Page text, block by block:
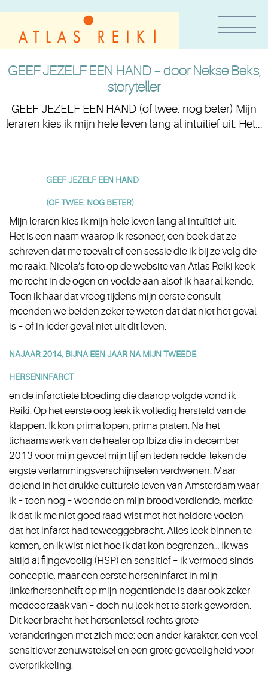
GEEF JEZELF EEN HAND – door Nekse Beks,
storyteller
GEEF JEZELF EEN HAND (of twee: nog beter) Mijn
leraren kies ik mijn hele leven lang al intuïtief uit. Het...
GEEF JEZELF EEN HAND
(OF TWEE: NOG BETER)
Mijn leraren kies ik mijn hele leven lang al intuïtief uit.
Het is een naam waarop ik resoneer, een boek dat ze
schreven dat me toevalt of een sessie die ik bij ze volg die
me raakt. Nicola’s foto op de website van Atlas Reiki keek
me recht in de ogen en voelde aan alsof ik haar al kende.
Toen ik haar dat vroeg tijdens mijn eerste consult
meenden we beiden zeker te weten dat dat niet het geval
is – of in ieder geval niet uit dit leven.
NAJAAR 2014, BIJNA EEN JAAR NA MIJN TWEEDE
HERSENINFARCT
en de infarctiele bloeding die daarop volgde vond ik
Reiki. Op het eerste oog leek ik volledig hersteld van de
klappen. Ik kon prima lopen, prima praten. Na het
lichaamswerk van de healer op Ibiza die in december
2013 voor mijn gevoel mijn lijf en leden redde leken de
ergste verlammingsverschijnselen verdwenen. Maar
dolend in het drukke culturele leven van Amsterdam waar
ik – toen nog – woonde en mijn brood verdiende, merkte
ik dat ik me niet goed raad wist met het heldere voelen
dat het infarct had teweeggebracht. Alles leek binnen te
komen, en ik wist niet hoe ik dat kon begrenzen… Ik was
altijd al fijngevoelig (HSP) en sensitief – ik vermoed sinds
conceptie, maar een eerste herseninfarct in mijn
linkerhersenhelft op mijn negentiende is daar ook zeker
medeoorzaak van – doch nu leek het te sterk geworden.
Dit keer bracht het hersenletsel rechts grote
veranderingen met zich mee: een ander karakter, een veel
sensitiever zenuwstelsel en een grote gevoeligheid voor
overprikkeling.